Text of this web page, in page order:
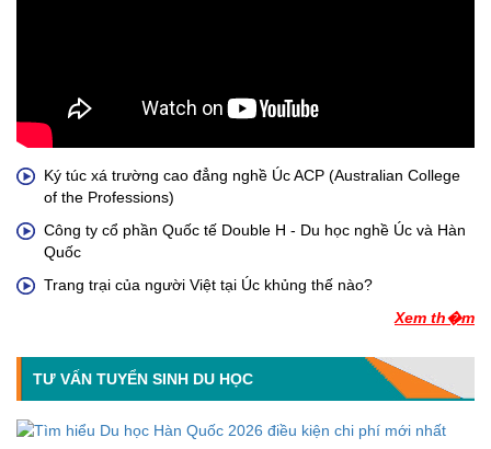
Ký túc xá trường cao đẳng nghề Úc ACP (Australian College
of the Professions)
Công ty cổ phần Quốc tế Double H - Du học nghề Úc và Hàn
Quốc
Trang trại của người Việt tại Úc khủng thế nào?
Xem th�m
TƯ VẤN TUYỂN SINH DU HỌC